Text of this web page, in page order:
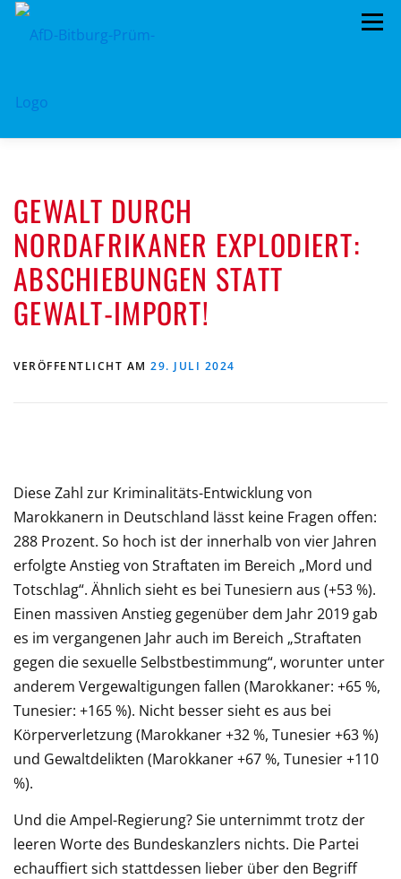
Zum
Inhalt
Menü
TERMINE KREISTAG
BEITRAGSARCHIV MITMACHEN!
PROGRAMME DATENSCHUTZ
GEWALT DURCH
NORDAFRIKANER EXPLODIERT:
ABSCHIEBUNGEN STATT
GEWALT-IMPORT!
VERÖFFENTLICHT AM 29. JULI 2024
Diese Zahl zur Kriminalitäts-Entwicklung von
Marokkanern in Deutschland lässt keine Fragen offen:
288 Prozent. So hoch ist der innerhalb von vier Jahren
erfolgte Anstieg von Straftaten im Bereich „Mord und
Totschlag“. Ähnlich sieht es bei Tunesiern aus (+53 %).
Einen massiven Anstieg gegenüber dem Jahr 2019 gab
es im vergangenen Jahr auch im Bereich „Straftaten
gegen die sexuelle Selbstbestimmung“, worunter unter
anderem Vergewaltigungen fallen (Marokkaner: +65 %,
Tunesier: +165 %). Nicht besser sieht es aus bei
Körperverletzung (Marokkaner +32 %, Tunesier +63 %)
und Gewaltdelikten (Marokkaner +67 %, Tunesier +110
%).
Und die Ampel-Regierung? Sie unternimmt trotz der
leeren Worte des Bundeskanzlers nichts. Die Partei
echauffiert sich stattdessen lieber über den Begriff